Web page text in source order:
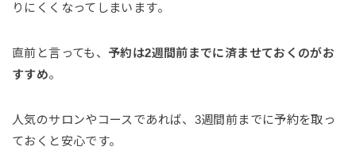
りにくくなってしまいます。
直前と言っても、 予約は2週間前までに済ませておくのがお
すすめ。
人気のサロンやコースであれば、3週間前までに予約を取っ
ておくと安心です。